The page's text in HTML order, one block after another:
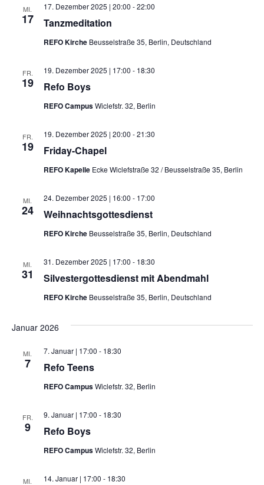
MI.
17 Tanzmeditation
17. Dezember 2025 | 20:00 -22:00
REFO Kirche Beusselstraße 35, Berlin, Deutschland
FR.
19 Refo Boys
19. Dezember 2025 | 17:00 - 18:30
REFO CampusWiclefstr. 32, Berlin
FR.
19 Friday-Chapel
19. Dezember 2025 | 20:00 -21:30
REFO Kapelle Ecke Wiclefstraße 32 / Beusselstraße 35, Berlin
MI.
24 Weihnachtsgottesdienst
24. Dezember 2025 | 16:00 - 17:00
REFO Kirche Beusselstraße 35, Berlin, Deutschland
MI.
31 Silvestergottesdienst mit Abendmahl
31. Dezember 2025 | 17:00 - 18:30
REFO Kirche Beusselstraße 35, Berlin, Deutschland
Januar 2026
MI.
7 Refo Teens
7. Januar | 17:00 - 18:30
REFO CampusWiclefstr. 32, Berlin
FR.
9 Refo Boys
9. Januar | 17:00 - 18:30
REFO CampusWiclefstr. 32, Berlin
MI. 14. Januar | 17:00 - 18:30